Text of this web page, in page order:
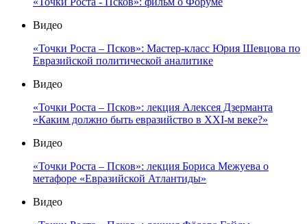
от Севастополя Дмитрия Белика
Видео
Сергей Пантелеев: «Как привлечь молодёжь в
политику?»
Видео
Как Крещение Руси стало первым интеграционным
проектом в истории славян
Видео
«Точки Роста - Псков»: фильм о Форуме